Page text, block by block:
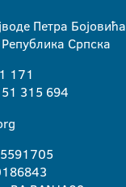
Петра Бојовића
Српска
171
315 694